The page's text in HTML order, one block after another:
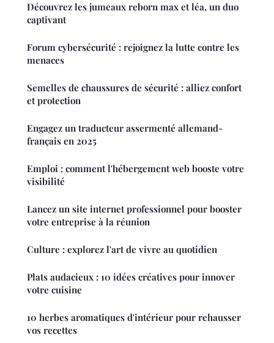
Découvrez les jumeaux reborn max et léa, un duo
captivant
Forum cybersécurité : rejoignez la lutte contre les
menaces
Semelles de chaussures de sécurité : alliez confort
et protection
Engagez un traducteur assermenté allemand-
français en 2025
Emploi : comment l'hébergement web booste votre
visibilité
Lancez un site internet professionnel pour booster
votre entreprise à la réunion
Culture : explorez l'art de vivre au quotidien
Plats audacieux : 10 idées créatives pour innover
votre cuisine
10 herbes aromatiques d'intérieur pour rehausser
vos recettes